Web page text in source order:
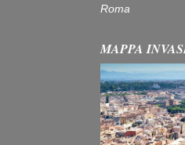
Roma
MAPPA